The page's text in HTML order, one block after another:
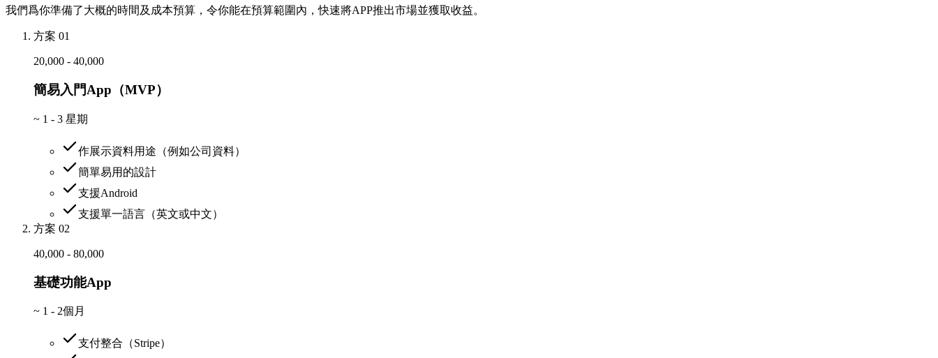
我們爲你準備了大概的時間及成本預算，令你能在預算範圍內，快速將APP推出市場並獲取收益。
方案 01
20,000 - 40,000
簡易入門App（MVP）
~ 1 - 3 星期
作展示資料用途（例如公司資料）
簡單易用的設計
支援Android
支援單一語言（英文或中文）
方案 02
40,000 - 80,000
基礎功能App
~ 1 - 2個月
支付整合（Stripe）